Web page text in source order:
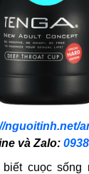
nguoitinh.net/
và Zalo:
cuọc sống